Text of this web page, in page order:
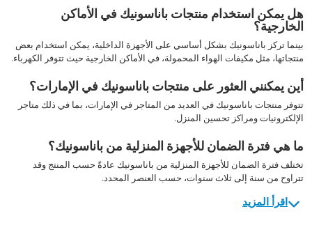
هل يمكن استخدام منتجات باناسونيك في الأماكن
الخارجية؟
بينما تركز باناسونيك بشكل أساسي على الأجهزة الداخلية، يمكن استخدام بعض
منتجاتها، مثل مكيفات الهواء المحمولة، في الأماكن الخارجية حيث تتوفر الكهرباء.
أين يمكنني العثور على منتجات باناسونيك في الإمارات؟
تتوفر منتجات باناسونيك في العديد من المتاجر في الإمارات، بما في ذلك متاجر
الإلكترونيات ومراكز تحسين المنزل.
ما هي فترة الضمان للأجهزة المنزلية من باناسونيك؟
تختلف فترة الضمان للأجهزة المنزلية من باناسونيك عادةً حسب المنتج وقد
تتراوح من سنة إلى ثلاث سنوات، حسب العنصر المحدد.
اقرأ المزيد